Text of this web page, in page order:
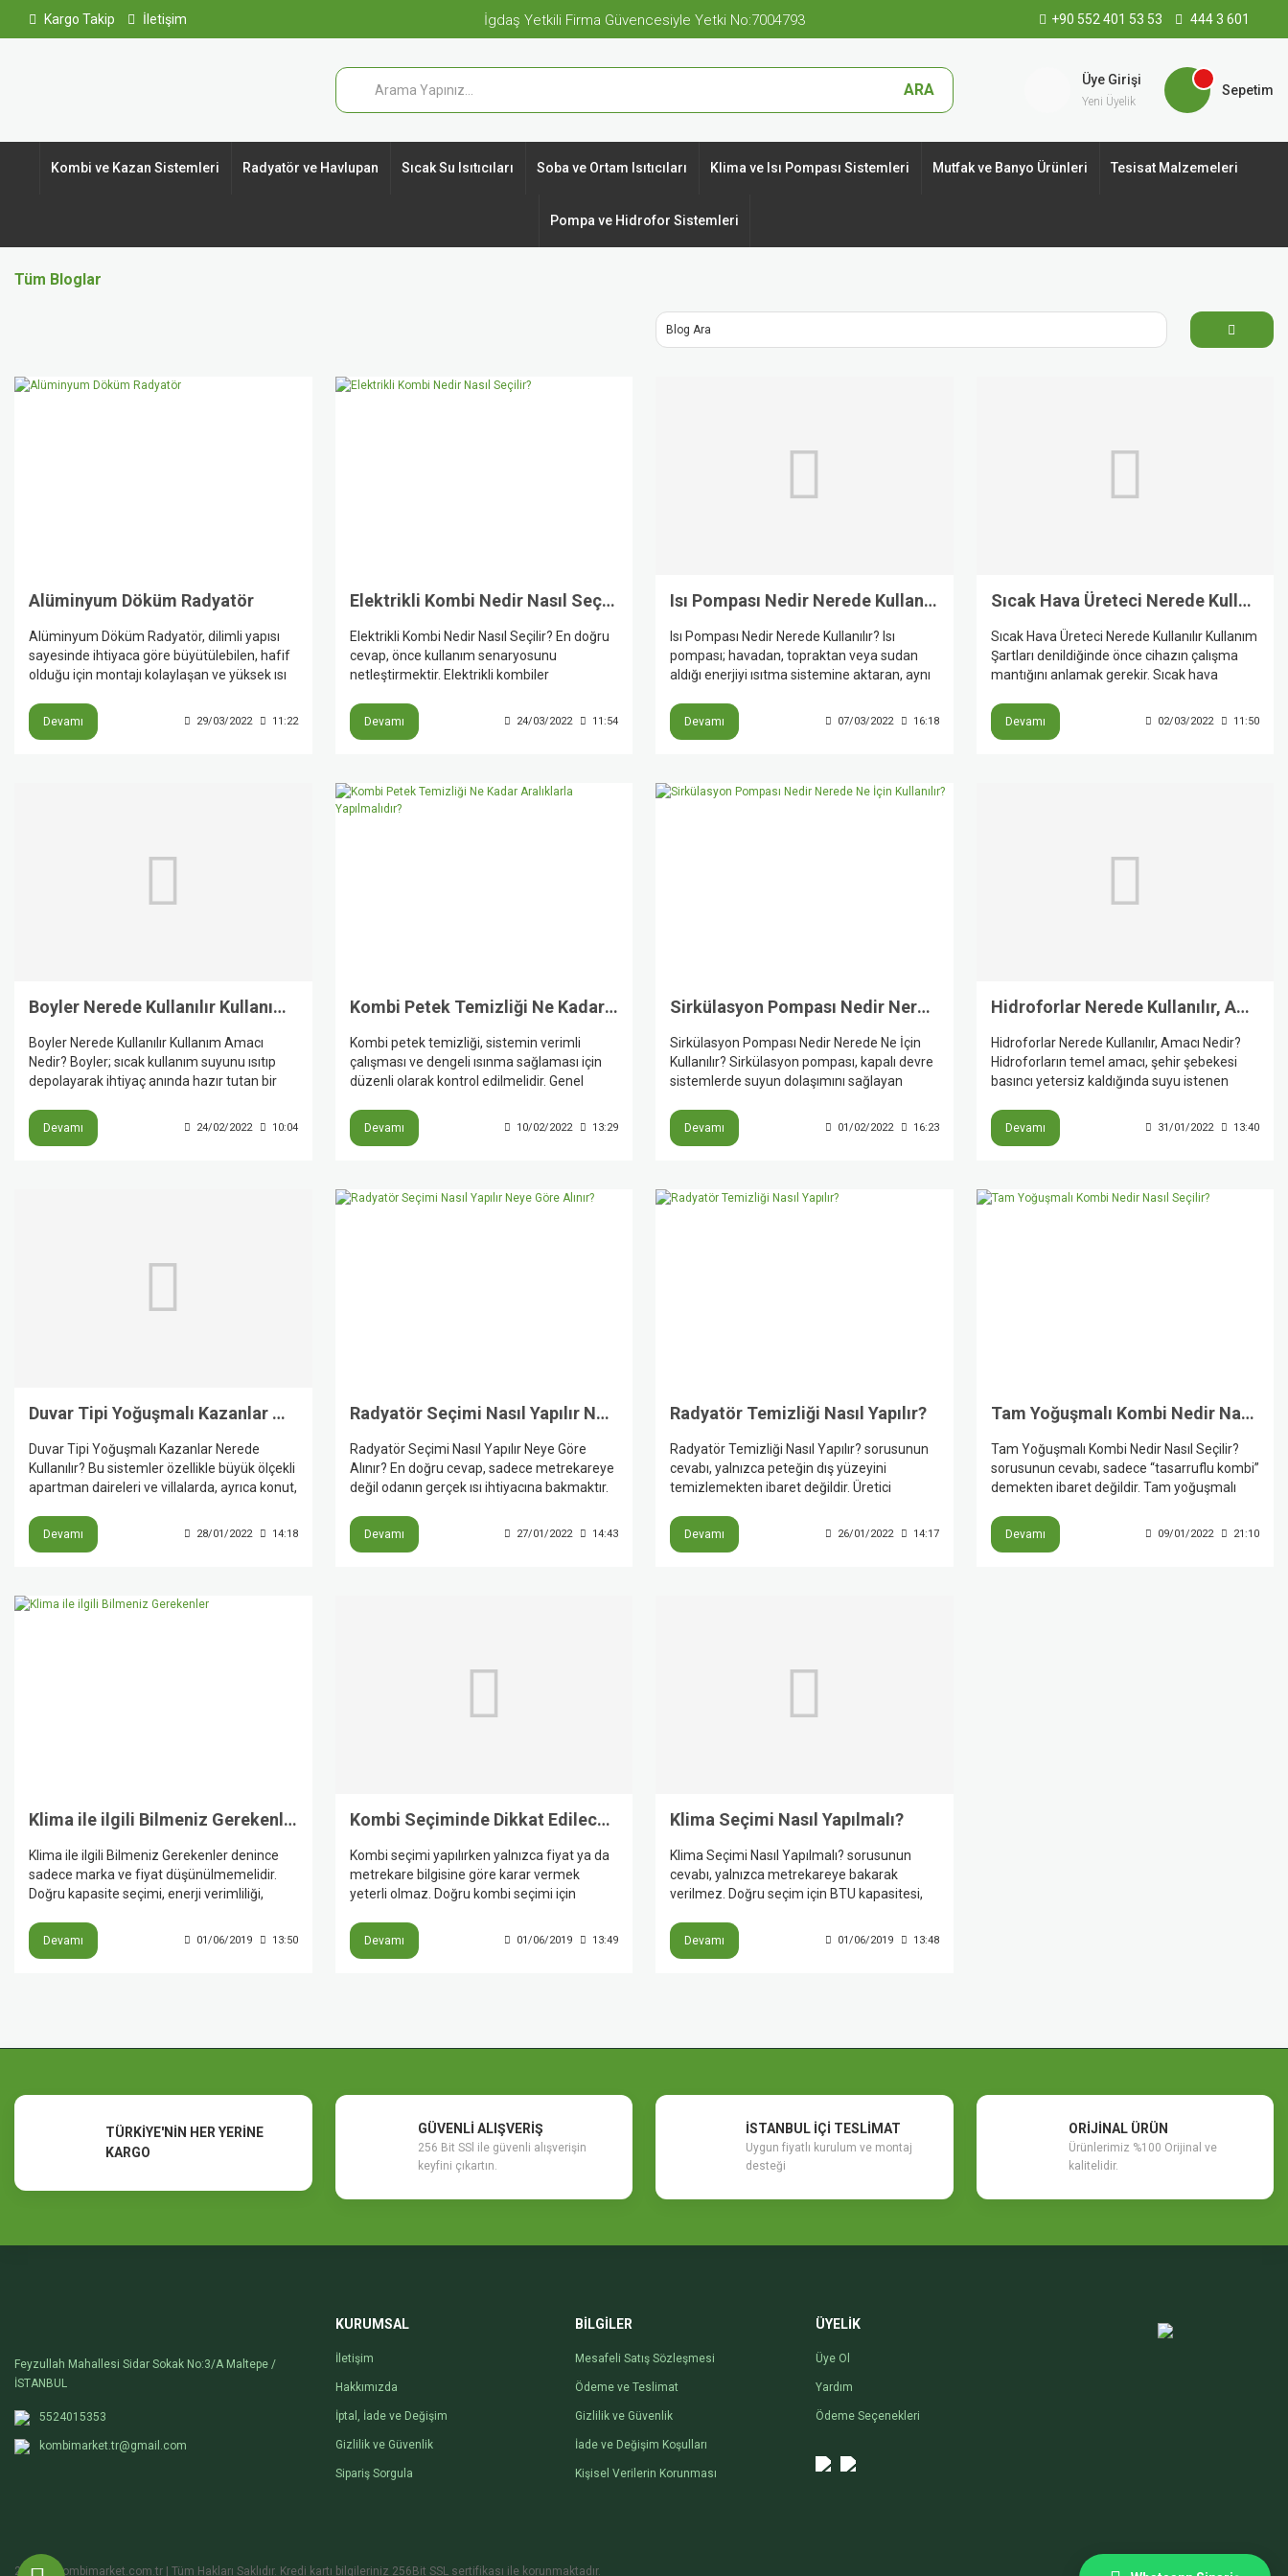
Kargo Takip İletişim İgdaş Yetkili Firma Güvencesiyle Yetki No:7004793 +90 552 401 53 53 444 3 601
ARA
Üye Girişi
Yeni Üyelik
Sepetim
Kombi ve Kazan Sistemleri Radyatör ve Havlupan Sıcak Su Isıtıcıları Soba ve Ortam Isıtıcıları Klima ve Isı Pompası Sistemleri Mutfak ve Banyo Ürünleri Tesisat Malzemeleri
Pompa ve Hidrofor Sistemleri
Tüm Bloglar
Alüminyum Döküm Radyatör
Alüminyum Döküm Radyatör, dilimli yapısı
sayesinde ihtiyaca göre büyütülebilen, hafif
olduğu için montajı kolaylaşan ve yüksek ısı
radyatör çözümüdür. Üretici kaynakları,
Alüminyum Döküm Radyatör seçiminde
Devamı 29/03/2022 11:22
Elektrikli Kombi Nedir Nasıl Seçilir?
Elektrikli Kombi Nedir Nasıl Seçilir? En doğru
cevap, önce kullanım senaryosunu
netleştirmektir. Elektrikli kombiler
gerektirmez ve özellikle doğalgaz olmayan
yerlerde öne çıkar; ancak yoğun kullanımda
cephe, banyo sayısı, petek metrajı ve elektrik
hattının tek faz mı üç faz mı olduğu birlikte
Devamı 24/03/2022 11:54
Isı Pompası Nedir Nerede Kullanılır?
Isı Pompası Nedir Nerede Kullanılır? Isı
pompası; havadan, topraktan veya sudan
aldığı enerjiyi ısıtma sistemine aktaran, aynı
sağlayabilen bir çözümdür. Üretici
kaynaklarına göre bu sistemler evlerde,
uygulamalarında kullanılabilir. Ayrıca bazı
Devamı 07/03/2022 16:18
Sıcak Hava Üreteci Nerede Kullanılır Kullanım Şartları
Sıcak Hava Üreteci Nerede Kullanılır Kullanım
Şartları denildiğinde önce cihazın çalışma
mantığını anlamak gerekir. Sıcak hava
geniş hacimli kapalı alanlarda tercih edilen
bir sistemdir. Depo, hangar, atölye, fabrika,
Devamı 02/03/2022 11:50
Boyler Nerede Kullanılır Kullanım Amacı Nedir?
Boyler Nerede Kullanılır Kullanım Amacı
Nedir? Boyler; sıcak kullanım suyunu ısıtıp
depolayarak ihtiyaç anında hazır tutan bir
boylerler evlerde ve ticari binalarda sıcak su
sağlamak için kullanılır; ayrıca merkezi
Devamı 24/02/2022 10:04
Kombi Petek Temizliği Ne Kadar Aralıklarla Yapılmalıdır?
Kombi petek temizliği, sistemin verimli
çalışması ve dengeli ısınma sağlaması için
düzenli olarak kontrol edilmelidir. Genel
başlamadan önce petek temizliği ihtiyacının
değerlendirilmesi önerilir. Peteklerin altı
geciktirilmemelidir.
Devamı 10/02/2022 13:29
Sirkülasyon Pompası Nedir Nerede Ne İçin Kullanılır?
Sirkülasyon Pompası Nedir Nerede Ne İçin
Kullanılır? Sirkülasyon pompası, kapalı devre
sistemlerde suyun dolaşımını sağlayan
ve kazanlı ısıtma devrelerinde sıcak suyu ısı
yayıcılara taşır; yerden ısıtma sistemlerinde,
konfor ve verim için kullanılır.
Devamı 01/02/2022 16:23
Hidroforlar Nerede Kullanılır, Amacı Nedir?
Hidroforlar Nerede Kullanılır, Amacı Nedir?
Hidroforların temel amacı, şehir şebekesi
basıncı yetersiz kaldığında suyu istenen
ulaştırmaktır. Wilo’ya göre hidroforlar villa,
apartman, hastane ve okul gibi farklı
tarımsal sulama sistemlerinde de
Devamı 31/01/2022 13:40
Duvar Tipi Yoğuşmalı Kazanlar Nerede Kullanılır?
Duvar Tipi Yoğuşmalı Kazanlar Nerede
Kullanılır? Bu sistemler özellikle büyük ölçekli
apartman daireleri ve villalarda, ayrıca konut,
sayfaları, duvar tipi yoğuşmalı kazanların
kaskad çözümler ve kompakt yapıları
Devamı 28/01/2022 14:18
Radyatör Seçimi Nasıl Yapılır Neye Göre Alınır?
Radyatör Seçimi Nasıl Yapılır Neye Göre
Alınır? En doğru cevap, sadece metrekareye
değil odanın gerçek ısı ihtiyacına bakmaktır.
alanı, kat durumu ve radyatör yerleşiminin
seçimi doğrudan etkilediğini söylüyor. Panel
Devamı 27/01/2022 14:43
Radyatör Temizliği Nasıl Yapılır?
Radyatör Temizliği Nasıl Yapılır? sorusunun
cevabı, yalnızca peteğin dış yüzeyini
temizlemekten ibaret değildir. Üretici
radyatörün içinde dolaşan suyun temiz
olması hem de sistemde biriken havanın ve
Devamı 26/01/2022 14:17
Tam Yoğuşmalı Kombi Nedir Nasıl Seçilir?
Tam Yoğuşmalı Kombi Nedir Nasıl Seçilir?
sorusunun cevabı, sadece “tasarruflu kombi”
demekten ibaret değildir. Tam yoğuşmalı
ek ısı geri kazanarak klasik sistemlere göre
daha verimli çalışır; doğru seçim için ise
Devamı 09/01/2022 21:10
Klima ile ilgili Bilmeniz Gerekenler
Klima ile ilgili Bilmeniz Gerekenler denince
sadece marka ve fiyat düşünülmemelidir.
Doğru kapasite seçimi, enerji verimliliği,
ayarı; hem konforu hem de elektrik
tüketimini doğrudan etkiler. Üretici
Devamı 01/06/2019 13:50
Kombi Seçiminde Dikkat Edilecekler
Kombi seçimi yapılırken yalnızca fiyat ya da
metrekare bilgisine göre karar vermek
yeterli olmaz. Doğru kombi seçimi için
tesisat yapısı, yoğuşmalı teknoloji, servis ağı
ve garanti koşulları birlikte
Devamı 01/06/2019 13:49
Klima Seçimi Nasıl Yapılmalı?
Klima Seçimi Nasıl Yapılmalı? sorusunun
cevabı, yalnızca metrekareye bakarak
verilmez. Doğru seçim için BTU kapasitesi,
enerji verimliliği, montaj kalitesi ve servis ağı
birlikte değerlendirilmelidir. Yanlış kapasite
Devamı 01/06/2019 13:48
TÜRKİYE'NİN HER YERİNE
KARGO
GÜVENLİ ALIŞVERİŞ
256 Bit SSl ile güvenli alışverişin
keyfini çıkartın.
İSTANBUL İÇİ TESLİMAT
Uygun fiyatlı kurulum ve montaj
desteği
ORİJİNAL ÜRÜN
Ürünlerimiz %100 Orijinal ve
kalitelidir.
Feyzullah Mahallesi Sidar Sokak No:3/A Maltepe /
İSTANBUL
5524015353
kombimarket.tr@gmail.com
KURUMSAL
İletişim
Hakkımızda
İptal, İade ve Değişim
Gizlilik ve Güvenlik
Sipariş Sorgula
BİLGİLER
Mesafeli Satış Sözleşmesi
Ödeme ve Teslimat
Gizlilik ve Güvenlik
İade ve Değişim Koşulları
Kişisel Verilerin Korunması
ÜYELİK
Üye Ol
Yardım
Ödeme Seçenekleri
2020 © kombimarket.com.tr | Tüm Hakları Saklıdır. Kredi kartı bilgileriniz 256Bit SSL sertifikası ile korunmaktadır.